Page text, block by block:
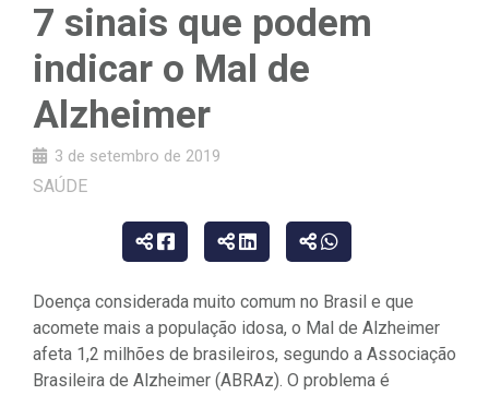
7 sinais que podem
indicar o Mal de
Alzheimer
3 de setembro de 2019
SAÚDE
Doença considerada muito comum no Brasil e que
acomete mais a população idosa, o Mal de Alzheimer
afeta 1,2 milhões de brasileiros, segundo a Associação
Brasileira de Alzheimer (ABRAz). O problema é